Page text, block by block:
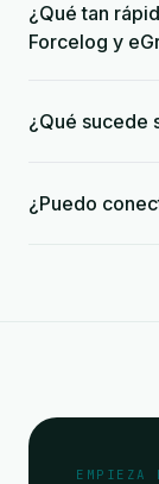
¿Qué tan
Forcelog y
¿Qué sucede
¿Puedo
EMPIEZA